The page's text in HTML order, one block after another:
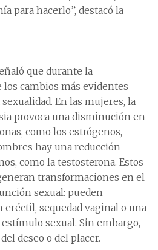
para hacerlo”, destacó la
que durante la
los cambios más evidentes
En las mujeres, la
provoca una disminución en
como los estrógenos,
hay una reducción
como la testosterona. Estos
transformaciones en el
sexual: pueden
sequedad vaginal o una
sexual. Sin embargo,
deseo o del placer.